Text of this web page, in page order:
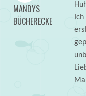
MANDYS
BÜCHERECKE